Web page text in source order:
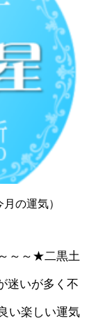
の運気）
～～★二黒土
迷いが多く不
い楽しい運気